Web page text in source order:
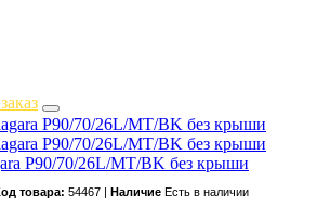
P90/70/26L/MT/BK без крыши
товара: 54467 | Наличие Есть в наличии